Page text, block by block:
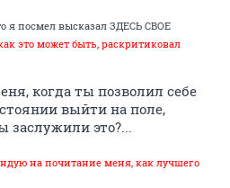
я посмел высказал ЗДЕСЬ СВОЕ
это может быть, раскритиковал
когда ты позволил себе
выйти на поле,
заслужили это?...
на почитание меня, как лучшего